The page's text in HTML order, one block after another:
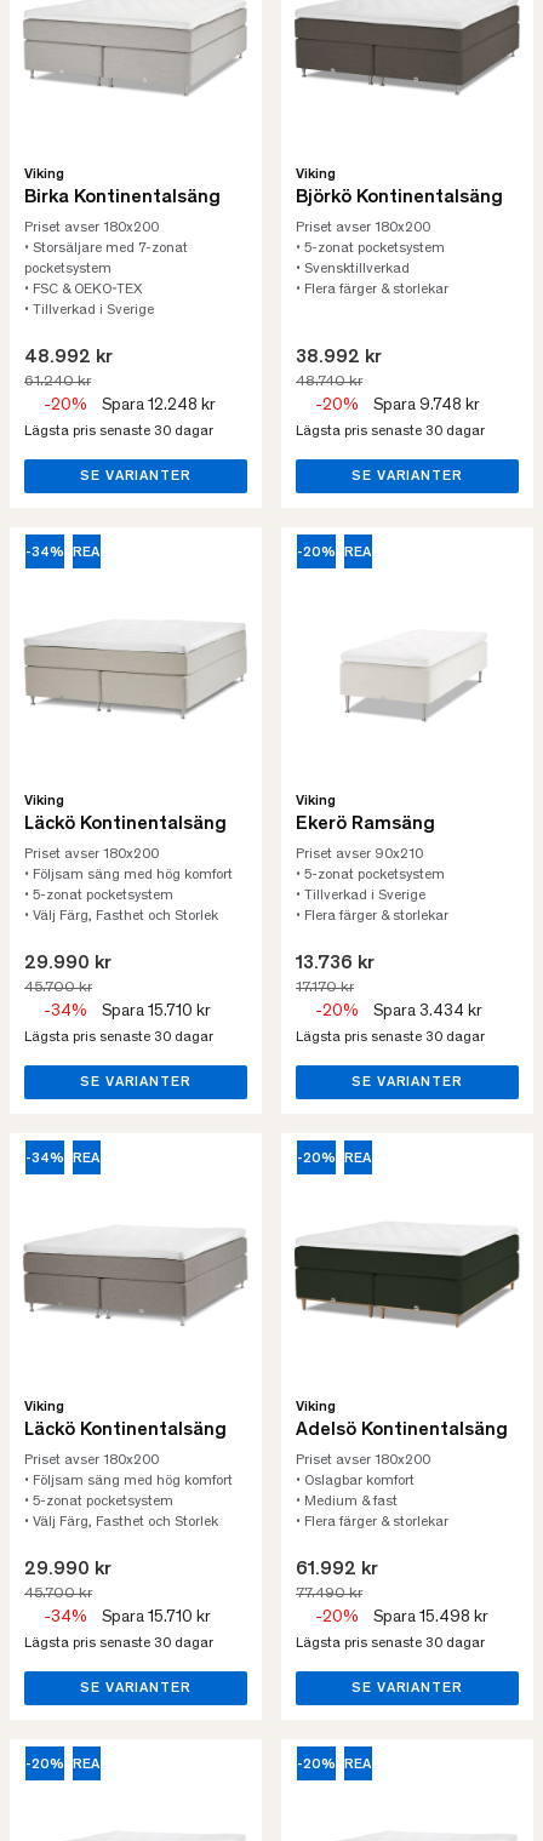
Viking
Birka Kontinentalsäng
Priset avser 180x200
• Storsäljare med 7-zonat
pocketsystem
• FSC & OEKO-TEX
• Tillverkad i Sverige
48.992 kr
61.240 kr
-20% Spara 12.248 kr
Lägsta pris senaste 30 dagar
SE VARIANTER
Viking
Björkö Kontinentalsäng
Priset avser 180x200
• 5-zonat pocketsystem
• Svensktillverkad
• Flera färger & storlekar
38.992 kr
48.740 kr
-20% Spara 9.748 kr
Lägsta pris senaste 30 dagar
SE VARIANTER
-34% REA
Viking
Läckö Kontinentalsäng
Priset avser 180x200
• Följsam säng med hög komfort
• 5-zonat pocketsystem
• Välj Färg, Fasthet och Storlek
29.990 kr
45.700 kr
-34% Spara 15.710 kr
Lägsta pris senaste 30 dagar
SE VARIANTER
-20% REA
Viking
Ekerö Ramsäng
Priset avser 90x210
• 5-zonat pocketsystem
• Tillverkad i Sverige
• Flera färger & storlekar
13.736 kr
17.170 kr
-20% Spara 3.434 kr
Lägsta pris senaste 30 dagar
SE VARIANTER
-34% REA
Viking
Läckö Kontinentalsäng
Priset avser 180x200
• Följsam säng med hög komfort
• 5-zonat pocketsystem
• Välj Färg, Fasthet och Storlek
29.990 kr
45.700 kr
-34% Spara 15.710 kr
Lägsta pris senaste 30 dagar
SE VARIANTER
-20% REA
Viking
Adelsö Kontinentalsäng
Priset avser 180x200
• Oslagbar komfort
• Medium & fast
• Flera färger & storlekar
61.992 kr
77.490 kr
-20% Spara 15.498 kr
Lägsta pris senaste 30 dagar
SE VARIANTER
-20% REA -20% REA